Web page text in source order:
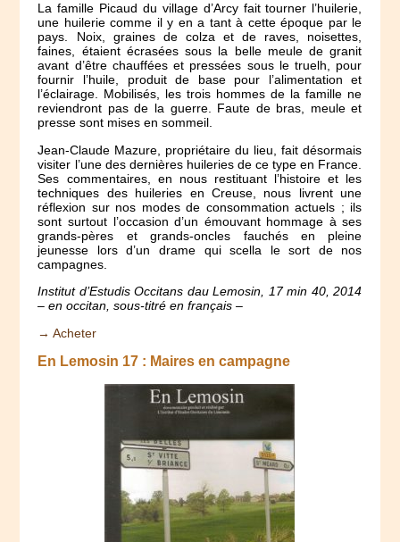
La famille Picaud du village d’Arcy fait tourner l’huilerie,
une huilerie comme il y en a tant à cette époque par le
pays. Noix, graines de colza et de raves, noisettes,
faines, étaient écrasées sous la belle meule de granit
avant d’être chauffées et pressées sous le truelh, pour
fournir l’huile, produit de base pour l’alimentation et
l’éclairage. Mobilisés, les trois hommes de la famille ne
reviendront pas de la guerre. Faute de bras, meule et
presse sont mises en sommeil.
Jean-Claude Mazure, propriétaire du lieu, fait désormais
visiter l’une des dernières huileries de ce type en France.
Ses commentaires, en nous restituant l’histoire et les
techniques des huileries en Creuse, nous livrent une
réflexion sur nos modes de consommation actuels ; ils
sont surtout l’occasion d’un émouvant hommage à ses
grands-pères et grands-oncles fauchés en pleine
jeunesse lors d’un drame qui scella le sort de nos
campagnes.
Institut d’Estudis Occitans dau Lemosin, 17 min 40, 2014
– en occitan, sous-titré en français –
→ Acheter
En Lemosin 17 : Maires en campagne